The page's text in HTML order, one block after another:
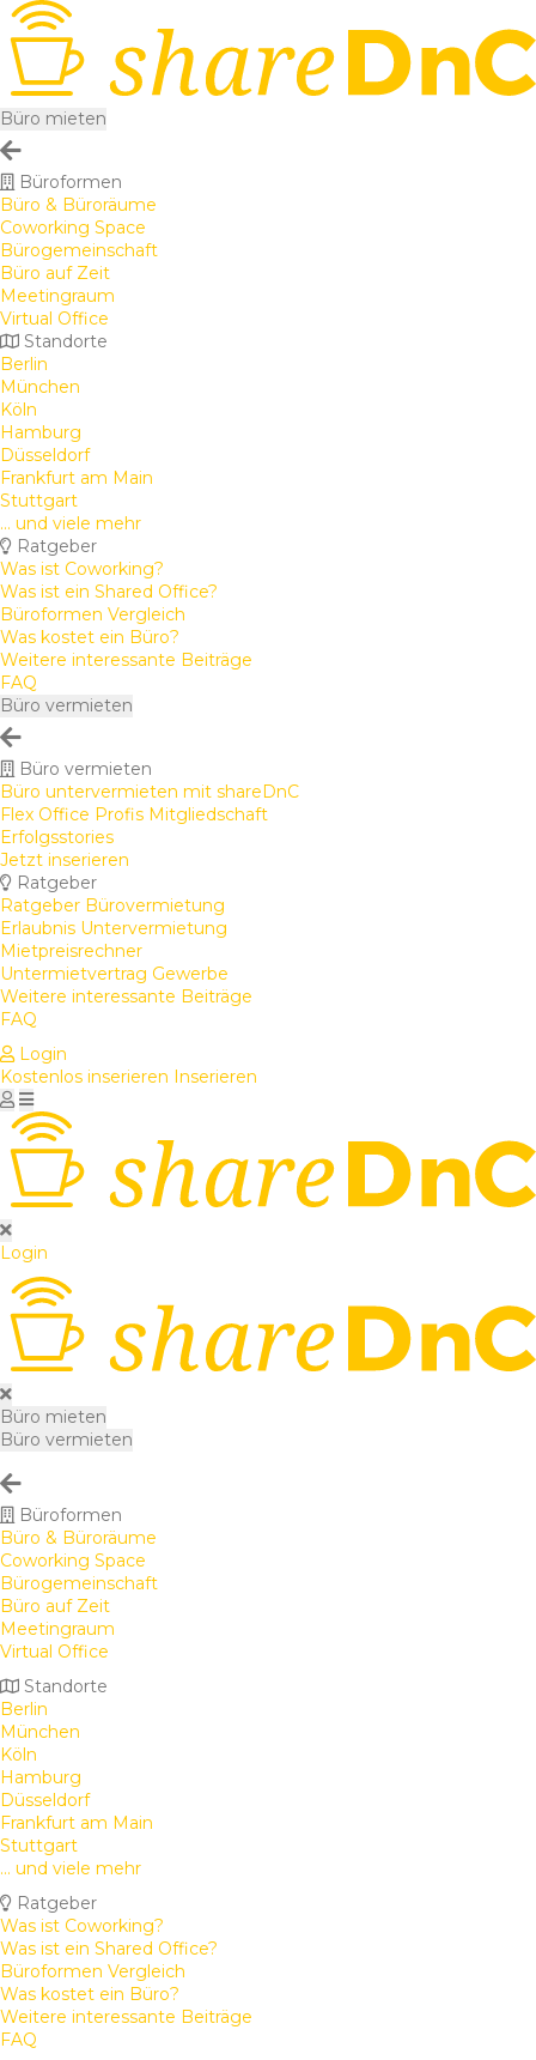
Büro mieten
Büroformen
Büro & Büroräume
Coworking Space
Bürogemeinschaft
Büro auf Zeit
Meetingraum
Virtual Office
Standorte
Berlin
München
Köln
Hamburg
Düsseldorf
Frankfurt am Main
Stuttgart
... und viele mehr
Ratgeber
Was ist Coworking?
Was ist ein Shared Office?
Büroformen Vergleich
Was kostet ein Büro?
Weitere interessante Beiträge
FAQ
Büro vermieten
Büro vermieten
Büro untervermieten mit shareDnC
Flex Office Profis Mitgliedschaft
Erfolgsstories
Jetzt inserieren
Ratgeber
Ratgeber Bürovermietung
Erlaubnis Untervermietung
Mietpreisrechner
Untermietvertrag Gewerbe
Weitere interessante Beiträge
FAQ
Login
Kostenlos inserieren Inserieren
Login
Büro mieten
Büro vermieten
Büroformen
Büro & Büroräume
Coworking Space
Bürogemeinschaft
Büro auf Zeit
Meetingraum
Virtual Office
Standorte
Berlin
München
Köln
Hamburg
Düsseldorf
Frankfurt am Main
Stuttgart
... und viele mehr
Ratgeber
Was ist Coworking?
Was ist ein Shared Office?
Büroformen Vergleich
Was kostet ein Büro?
Weitere interessante Beiträge
FAQ